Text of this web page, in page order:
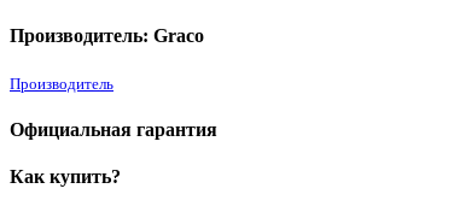
Производитель: Graco
Производитель
Официальная гарантия
Как купить?